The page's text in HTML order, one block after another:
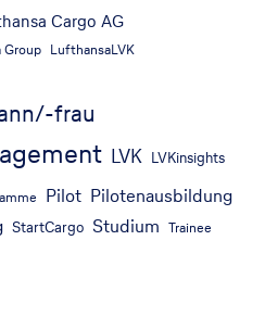
Cargo AG
Group LufthansaLVK
frau
LVK LVKinsights
Pilot Pilotenausbildung
StartCargo Studium Trainee